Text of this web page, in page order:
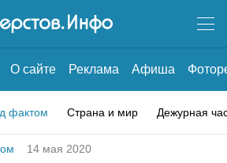
О сайте Реклама Афиша
фактом Страна и мир Дежурная
14 мая 2020